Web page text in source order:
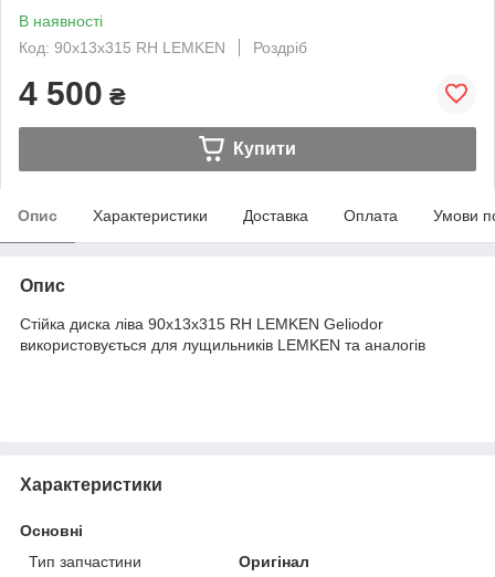
В наявності
Код: 90x13x315 RH LEMKEN
Роздріб
4 500 ₴
Купити
Опис Характеристики Доставка Оплата Умови
Опис
Стійка диска ліва 90x13x315 RH LEMKEN Geliodor
використовується для лущильників LEMKEN та аналогів
Характеристики
Основні
Тип запчастини
Оригінал